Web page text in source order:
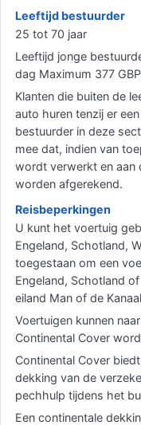
Leeftijd bestuurder
25 tot 70 jaar
Leeftijd jonge
dag Maximum 377
Klanten die buiten de
auto huren tenzij er
bestuurder in deze
mee dat, indien van
wordt verwerkt en aan
worden afgerekend.
Reisbeperkingen
U kunt het voertuig
Engeland, Schotland,
toegestaan om een
Engeland, Schotland
eiland Man of de
Voertuigen kunnen
Continental Cover
Continental Cover
dekking van de
pechhulp tijdens het
Een continentale